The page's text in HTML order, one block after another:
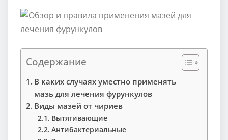
Содержание
В каких случаях уместно применять
мазь для лечения фурункулов
Виды мазей от чириев
Вытягивающие
Антибактериальные